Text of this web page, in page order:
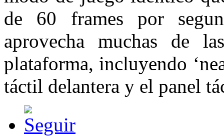
de 60 frames por
aprovecha muchas de
plataforma, incluyendo
táctil delantera y el panel